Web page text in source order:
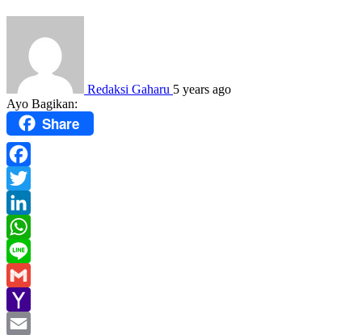
Redaksi Gaharu 5 years ago
Ayo Bagikan:
Share
Facebook
Twitter
LinkedIn
WhatsApp
Line
Gmail
Yahoo